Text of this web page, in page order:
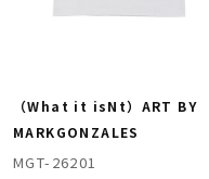
（What it isNt）ART BY
MARKGONZALES
MGT-26201